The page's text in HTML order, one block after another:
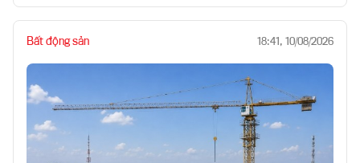
Bất động sản 18:41, 10/08/2026